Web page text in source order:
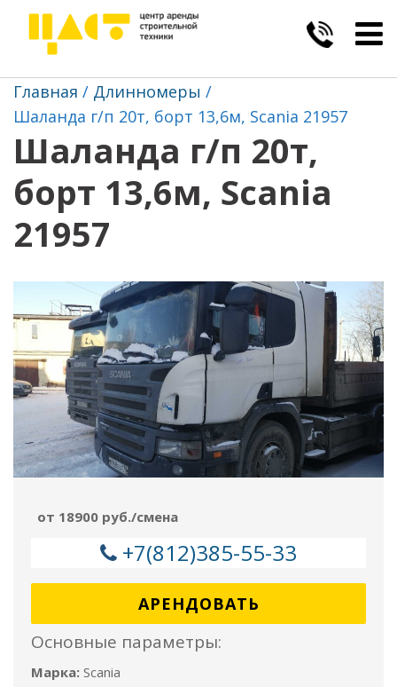
Главная
Длинномеры
Шаланда г/п 20т, борт 13,6м, Scania 21957
Шаланда г/п 20т,
борт 13,6м, Scania
21957
от 18900 руб./смена
+7(812)385-55-33
АРЕНДОВАТЬ
Основные параметры:
Марка: Scania